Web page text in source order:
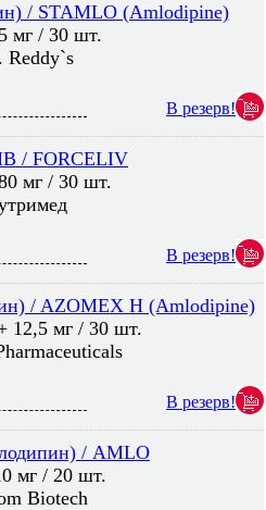
/ STAMLO (Amlodipine)
мг / 30 шт.
Reddy`s
В резерв!
/ FORCELIV
мг / 30 шт.
В резерв!
/ AZOMEX H (Amlodipine)
12,5 мг / 30 шт.
В резерв!
/ AMLO
мг / 20 шт.
Biotech